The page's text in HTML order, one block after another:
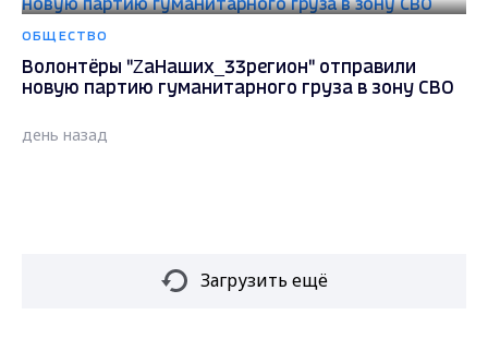
ОБЩЕСТВО
Волонтёры "ZаНаших_33регион" отправили
новую партию гуманитарного груза в зону СВО
день назад
Загрузить ещё